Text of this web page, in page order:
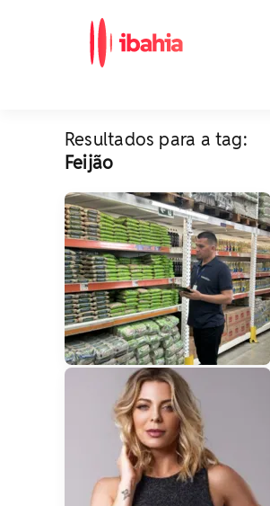
Resultados para a tag:
Feijão